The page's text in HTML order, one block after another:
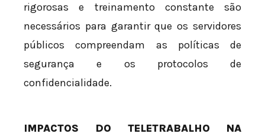
rigorosas e treinamento constante são
necessários para garantir que os servidores
públicos compreendam as políticas de
segurança e os protocolos de
confidencialidade.
IMPACTOS DO TELETRABALHO NA